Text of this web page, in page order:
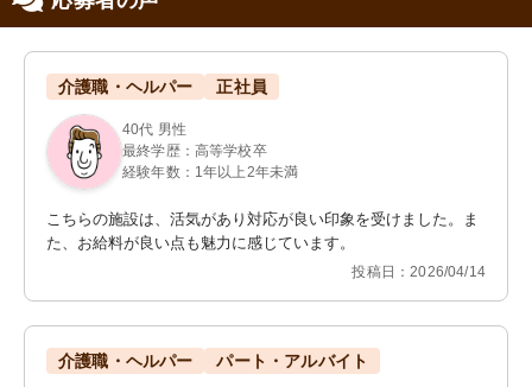
介護職・ヘルパー 正社員
40代 男性
最終学歴：高等学校卒
経験年数：1年以上2年未満
こちらの施設は、活気があり対応が良い印象を受けました。ま
た、お給料が良い点も魅力に感じています。
投稿日：2026/04/14
介護職・ヘルパー パート・アルバイト